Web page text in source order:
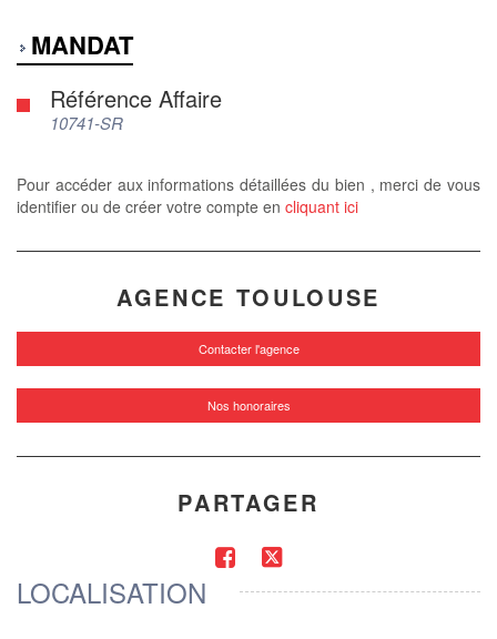
MANDAT
Référence Affaire
10741-SR
Pour accéder aux informations détaillées du bien , merci de vous
identifier ou de créer votre compte en cliquant ici
AGENCE TOULOUSE
Contacter l'agence
Nos honoraires
PARTAGER
LOCALISATION